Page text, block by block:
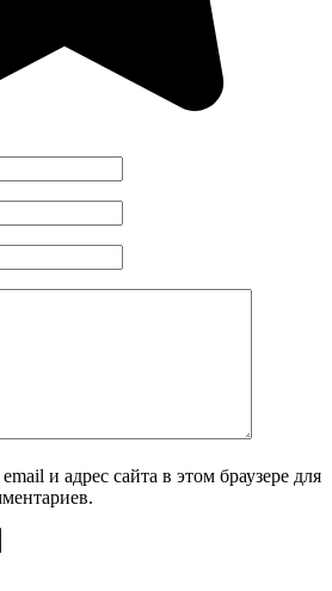
и адрес сайта в этом браузере для